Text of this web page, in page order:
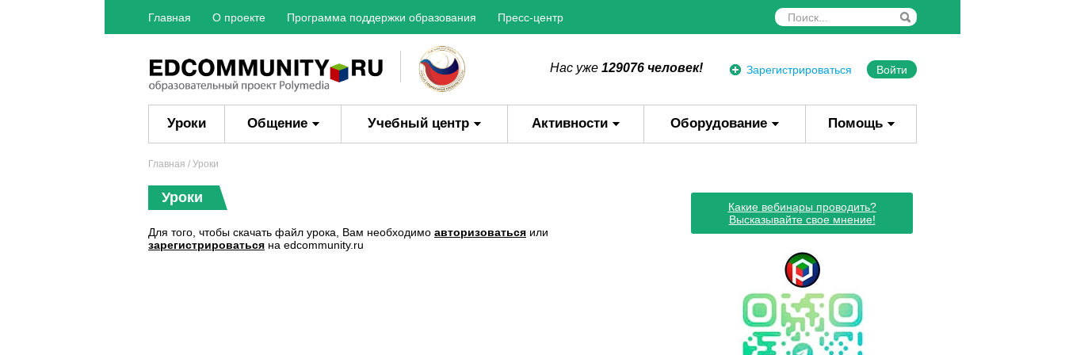
Главная О проекте Программа поддержки образования Пресс-центр
Зарегистрироваться Войти
Нас уже 129076 человек!
Уроки Общение Учебный центр Активности Оборудование Помощь
Главная / Уроки
Уроки
Для того, чтобы скачать файл урока, Вам необходимо авторизоваться или
зарегистрироваться на edcommunity.ru
Какие вебинары проводить?
Высказывайте свое мнение!